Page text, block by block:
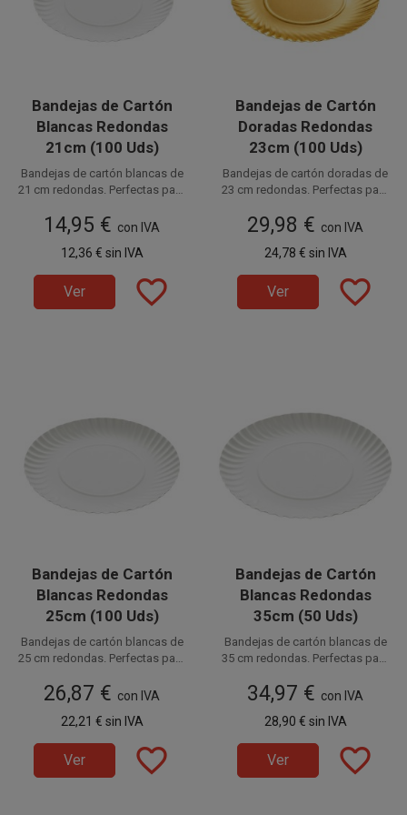
Bandejas de Cartón
Blancas Redondas
21cm (100 Uds)
Bandejas de cartón blancas de
21 cm redondas. Perfectas para
alimentos. Estas bandejas de
cartón desechables están
fabricadas en cartón de
paquetes de 100 unidades.
14,95 € con IVA
12,36 € sin IVA
Ver favorite_border
Bandejas de Cartón
Doradas Redondas
23cm (100 Uds)
Bandejas de cartón doradas de
23 cm redondas. Perfectas para
alimentos. Estas bandejas de
cartón desechables están
fabricadas en cartón de
paquetes de 100 unidades.
29,98 € con IVA
24,78 € sin IVA
Ver favorite_border
Bandejas de Cartón
Blancas Redondas
25cm (100 Uds)
Bandejas de cartón blancas de
25 cm redondas. Perfectas para
alimentos. Estas bandejas de
cartón desechables están
fabricadas en cartón de
500gr/m2.
paquetes de 100 unidades.
26,87 € con IVA
22,21 € sin IVA
Ver favorite_border
Bandejas de Cartón
Blancas Redondas
35cm (50 Uds)
Bandejas de cartón blancas de
35 cm redondas. Perfectas para
presentación de alimentos.
Estas bandejas de cartón
desechables están fabricadas
en cartón de 500gr/m2.
paquetes de 50 unidades.
34,97 € con IVA
28,90 € sin IVA
Ver favorite_border